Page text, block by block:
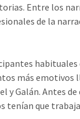
Entre los
de la
más
y Galán. Antes
que